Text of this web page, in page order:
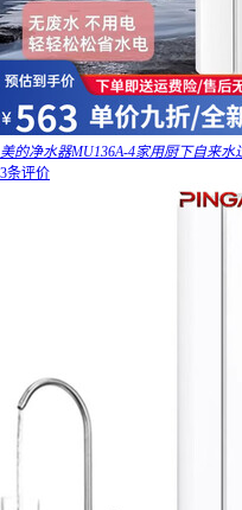
美的净水器MU136A-4家用厨下自来
3条评价